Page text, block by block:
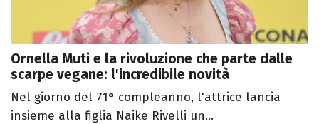
Ornella Muti e la rivoluzione che parte dalle
scarpe vegane: l'incredibile novità
Nel giorno del 71° compleanno, l'attrice lancia
insieme alla figlia Naike Rivelli un...